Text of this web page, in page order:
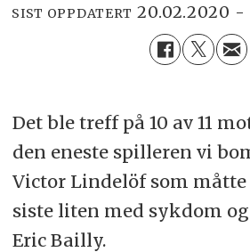
SIST OPPDATERT 20.02.2020 -
Det ble treff på 10 av 11
den eneste spilleren vi
Victor Lindelöf som
siste liten med sykdom
Eric Bailly.